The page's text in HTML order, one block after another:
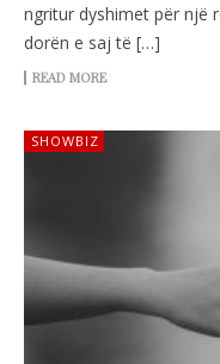
ngritur dyshimet për një
dorën e saj të […]
READ MORE
SHOWBIZ